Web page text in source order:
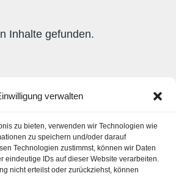
verwalten
zu bieten, verwenden wir Technologien wie
zu speichern und/oder darauf
Technologien zustimmst, können wir Daten
eindeutige IDs auf dieser Website verarbeiten.
nicht erteilst oder zurückziehst, können
Inhalte gefunden.